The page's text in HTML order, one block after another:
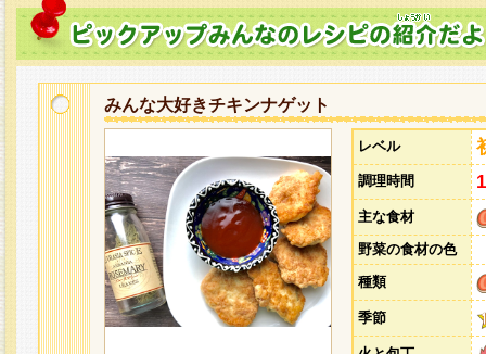
みんな大好きチキンナゲット
レベル
調理時間
主な食材
野菜の食材の色
種類
季節